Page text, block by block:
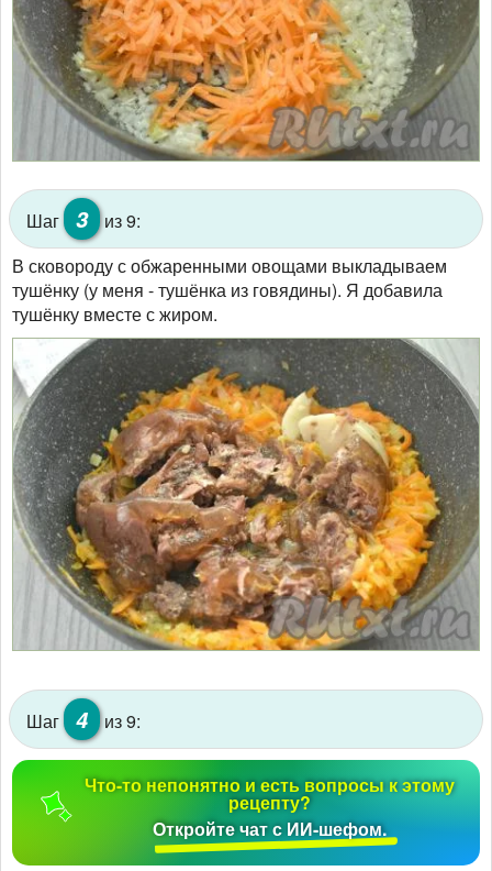
Шаг 3
из 9:
В сковороду с обжаренными овощами выкладываем
тушёнку (у меня - тушёнка из говядины). Я добавила
тушёнку вместе с жиром.
Шаг 4 из 9:
Что-то непонятно и есть вопросы к этому
рецепту?
Откройте чат с ИИ-шефом.